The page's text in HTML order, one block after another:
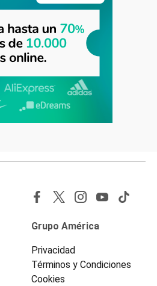
Grupo América
Privacidad
Términos y Condiciones
Cookies